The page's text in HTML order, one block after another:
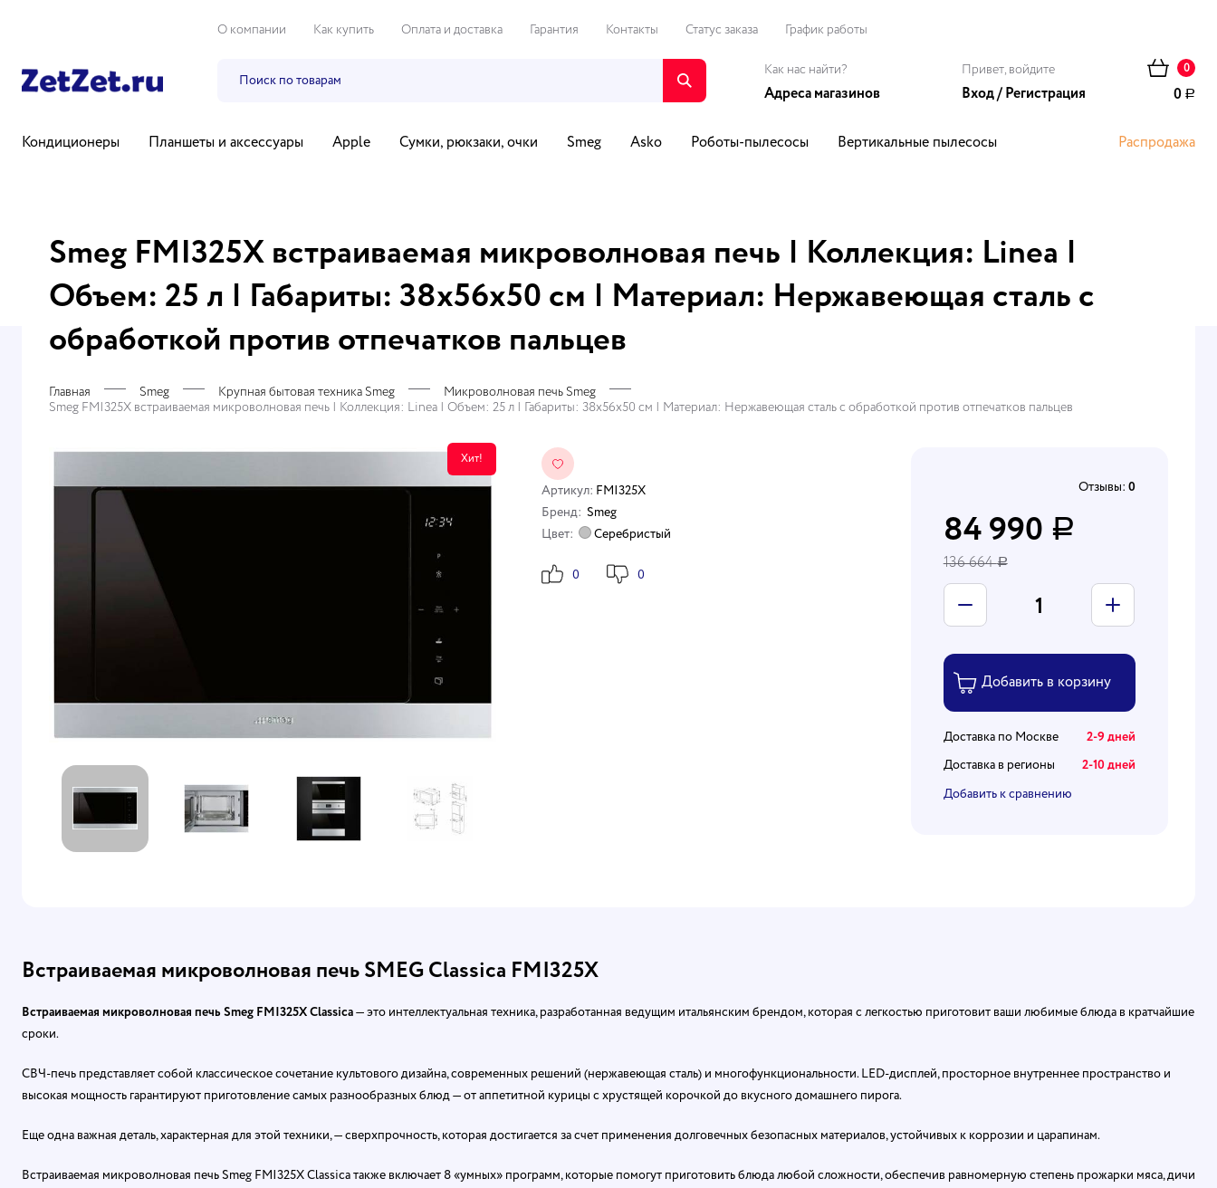
0
0 Р
Привет, войдите
Вход/ Регистрация
О компании Как купить Оплата и доставка Гарантия Контакты Статус заказа График работы
Как нас найти?
Адреса магазинов
Кондиционеры Планшеты и аксессуары Apple Сумки, рюкзаки, очки Smeg Asko Роботы-пылесосы
Вертикальные пылесосы
Распродажа
Smeg FMI325X встраиваемая микроволновая печь | Коллекция: Linea |
Объем: 25 л | Габариты: 38х56х50 см | Материал: Нержавеющая сталь с
обработкой против отпечатков пальцев
Главная Smeg Крупная бытовая техника Smeg
Микроволновая печь Smeg
Smeg FMI325X встраиваемая микроволновая печь | Коллекция: Linea | Объем: 25 л | Габариты: 38х56х50 см | Материал: Нержавеющая сталь с обработкой против отпечатков пальцев
Хит!
Артикул: FMI325X
Бренд: Smeg
Цвет:
Серебристый
0 0
Отзывы: 0
84 990 Р
136 664Р
Доставка по Москве 2-9 дней
Доставка в регионы 2-10 дней
Добавить к сравнению
Встраиваемая микроволновая печь SMEG Classica FMI325X
Встраиваемая микроволновая печь Smeg FMI325X Classica — это интеллектуальная техника, разработанная ведущим итальянским брендом, которая с легкостью приготовит ваши любимые блюда в кратчайшие
сроки.
СВЧ-печь представляет собой классическое сочетание культового дизайна, современных решений (нержавеющая сталь) и многофункциональности. LЕD-дисплей, просторное внутреннее пространство и
высокая мощность гарантируют приготовление самых разнообразных блюд — от аппетитной курицы с хрустящей корочкой до вкусного домашнего пирога.
Еще одна важная деталь, характерная для этой техники, — сверхпрочность, которая достигается за счет применения долговечных безопасных материалов, устойчивых к коррозии и царапинам.
Встраиваемая микроволновая печь Smeg FMI325X Classica также включает 8 «умных» программ, которые помогут приготовить блюда любой сложности, обеспечив равномерную степень прожарки мяса, дичи